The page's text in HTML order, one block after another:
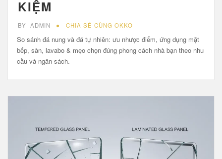
KIỆM
BY ADMIN CHIA SẺ CÙNG OKKO
So sánh đá nung và đá tự nhiên: ưu nhược điểm, ứng dụng mặt
bếp, sàn, lavabo & mẹo chọn đúng phong cách nhà bạn theo nhu
cầu và ngân sách.